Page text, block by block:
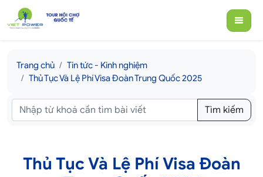
Trang chủ
Tin tức - Kinh nghiệm
Thủ Tục Và Lệ Phí Visa Đoàn Trung Quốc 2025
Tìm kiếm
Thủ Tục Và Lệ Phí Visa Đoàn